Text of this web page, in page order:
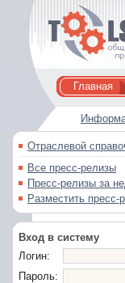
Главная
Отраслевой
Все пресс-релизы
Пресс-релизы за
Разместить пресс-
Вход в систему
Логин:
Пароль: